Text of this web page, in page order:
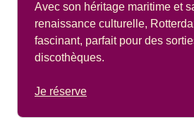
Avec son héritage maritime et
renaissance culturelle,
fascinant, parfait pour des
discothèques.
Je réserve